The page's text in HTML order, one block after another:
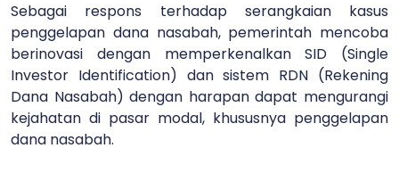
Sebagai respons terhadap serangkaian kasus
penggelapan dana nasabah, pemerintah mencoba
berinovasi dengan memperkenalkan SID (Single
Investor Identification) dan sistem RDN (Rekening
Dana Nasabah) dengan harapan dapat mengurangi
kejahatan di pasar modal, khususnya penggelapan
dana nasabah.